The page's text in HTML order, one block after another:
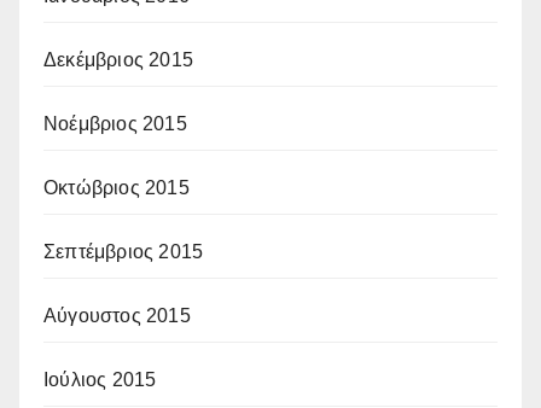
Δεκέμβριος 2015
Νοέμβριος 2015
Οκτώβριος 2015
Σεπτέμβριος 2015
Αύγουστος 2015
Ιούλιος 2015